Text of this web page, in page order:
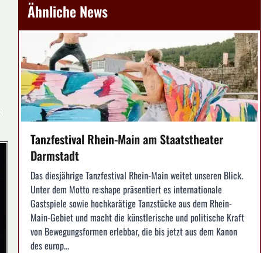
Ähnliche News
Tanzfestival Rhein-Main am Staatstheater
Darmstadt
Das diesjährige Tanzfestival Rhein-Main weitet unseren Blick.
Unter dem Motto re:shape präsentiert es internationale
Gastspiele sowie hochkarätige Tanzstücke aus dem Rhein-
Main-Gebiet und macht die künstlerische und politische Kraft
von Bewegungsformen erlebbar, die bis jetzt aus dem Kanon
des europ...